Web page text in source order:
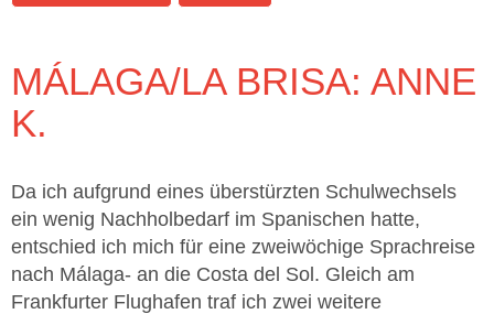
MÁLAGA/LA BRISA: ANNE
K.
Da ich aufgrund eines überstürzten Schulwechsels
ein wenig Nachholbedarf im Spanischen hatte,
entschied ich mich für eine zweiwöchige Sprachreise
nach Málaga- an die Costa del Sol. Gleich am
Frankfurter Flughafen traf ich zwei weitere